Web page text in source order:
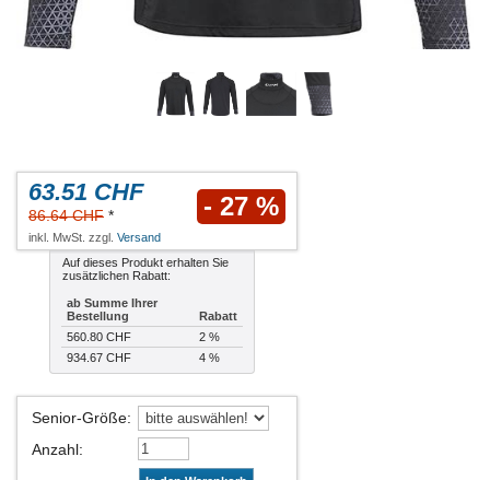
63.51 CHF
86.64 CHF * - 27 %
inkl. MwSt. zzgl. Versand
Auf dieses Produkt erhalten Sie
zusätzlichen Rabatt:
ab Summe Ihrer
Bestellung
Rabatt
560.80 CHF
2 %
934.67 CHF
4 %
Senior-Größe:
Anzahl: